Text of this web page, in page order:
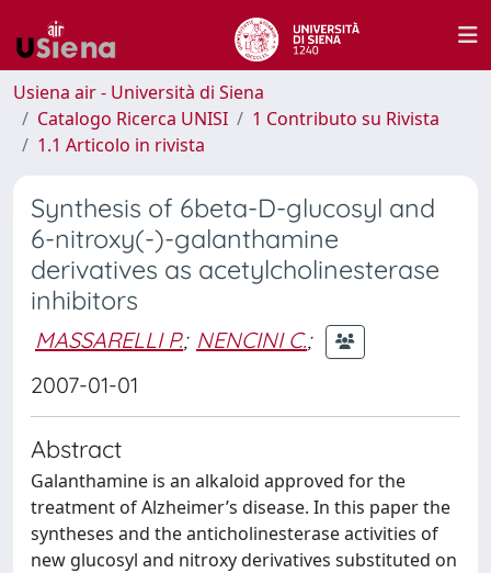
Usiena air - Università di Siena
Catalogo Ricerca UNISI
1 Contributo su Rivista
1.1 Articolo in rivista
Synthesis of 6beta-D-glucosyl and
6-nitroxy(-)-galanthamine
derivatives as acetylcholinesterase
inhibitors
MASSARELLI P.; NENCINI C.;
2007-01-01
Abstract
Galanthamine is an alkaloid approved for the
treatment of Alzheimer’s disease. In this paper the
syntheses and the anticholinesterase activities of
new glucosyl and nitroxy derivatives substituted on